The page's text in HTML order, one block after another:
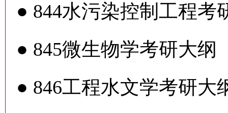
● 844水污染控制工程考
● 845微生物学考研大纲
● 846工程水文学考研大